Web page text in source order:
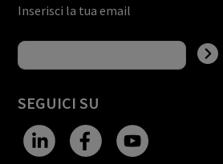
Inserisci la tua email
SEGUICI SU